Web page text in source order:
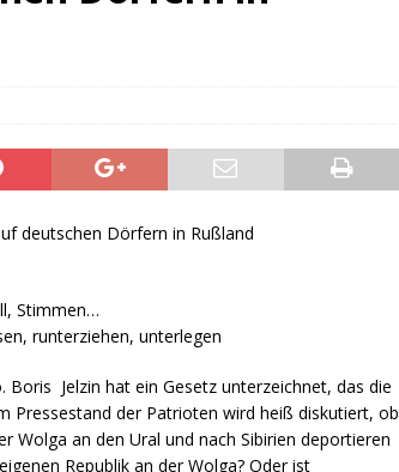
auf deutschen Dörfern in Rußland
Stimmen…
runterziehen, unterlegen
Jelzin hat ein Gesetz unterzeichnet, das die
Pressestand der Patrioten wird heiß diskutiert, ob
Wolga an den Ural und nach Sibirien deportieren
Republik an der Wolga? Oder ist